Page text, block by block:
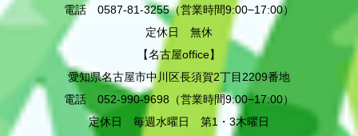
電話 0587-81-3255（営業時間9:00−17:00）
定休日 無休
【名古屋office】
愛知県名古屋市中川区長須賀2丁目2209番地
電話 052-990-9698（営業時間9:00−17:00）
定休日 毎週水曜日 第1・3木曜日